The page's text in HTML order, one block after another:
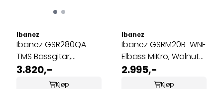
Ibanez
Ibanez GSR280QA-
TMS Bassgitar,
Transparent Marine
Sunburst
3.820,-
Kjøp
Ibanez
Ibanez GSRM20B-WNF
Elbass MiKro, Walnut
Flat
2.995,-
Kjøp